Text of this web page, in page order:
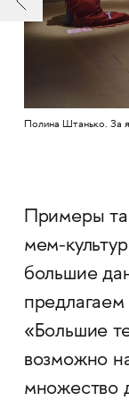
Полина Штанько. За
Примеры
мем-
большие
«Большие
возможно
множество